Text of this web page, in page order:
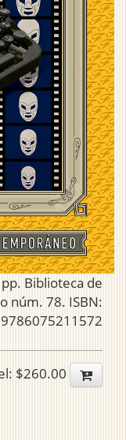
Biblioteca de
núm. 78. ISBN:
9786075211572
$260.00